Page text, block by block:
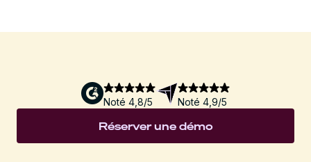
Noté 4,8/5 Noté 4,9/5
Réserver une démo